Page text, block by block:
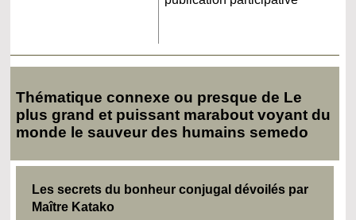
Thématique connexe ou presque de Le
plus grand et puissant marabout voyant du
monde le sauveur des humains semedo
Les secrets du bonheur conjugal dévoilés par
Maître Katako